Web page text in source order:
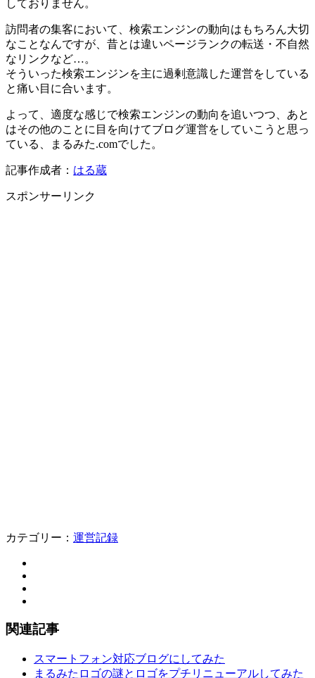
しておりません。
訪問者の集客において、検索エンジンの動向はもちろん大切
なことなんですが、昔とは違いページランクの転送・不自然
なリンクなど…。
そういった検索エンジンを主に過剰意識した運営をしている
と痛い目に合います。
よって、適度な感じで検索エンジンの動向を追いつつ、あと
はその他のことに目を向けてブログ運営をしていこうと思っ
ている、まるみた.comでした。
記事作成者： はる蔵
スポンサーリンク
カテゴリー： 運営記録
関連記事
スマートフォン対応ブログにしてみた
まるみたロゴの謎とロゴをプチリニューアルしてみた